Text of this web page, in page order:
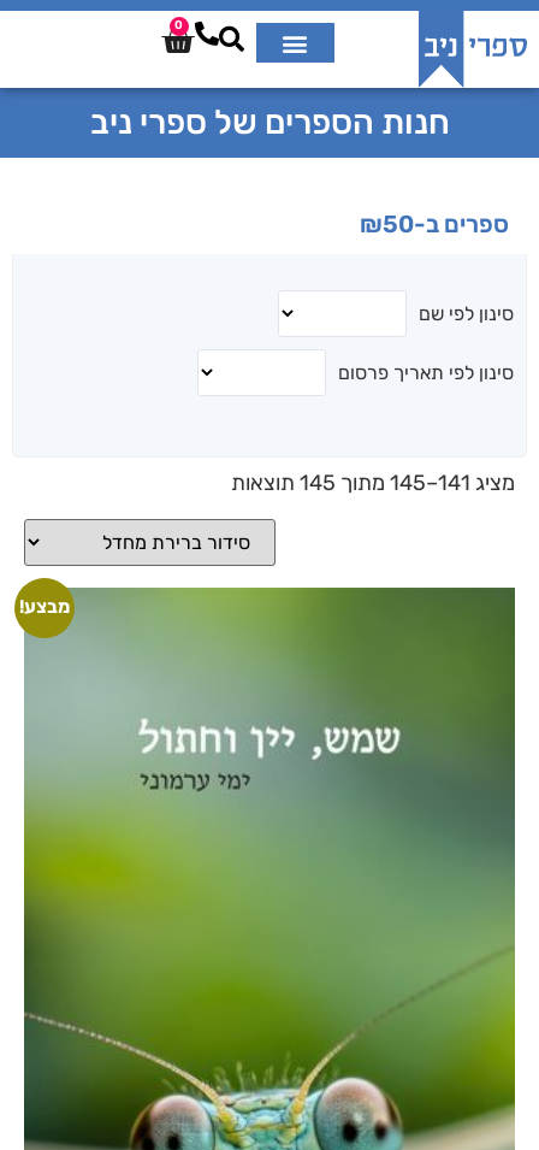
0
חנות הספרים של ספרי ניב
ספרים ב-₪50
סינון לפי שם
סינון לפי תאריך פרסום
מציג 141–145 מתוך 145 תוצאות
מבצע!